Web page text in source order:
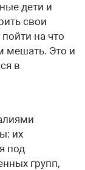
дети и
свои
на что
мешать. Это и
в
их
под
групп,